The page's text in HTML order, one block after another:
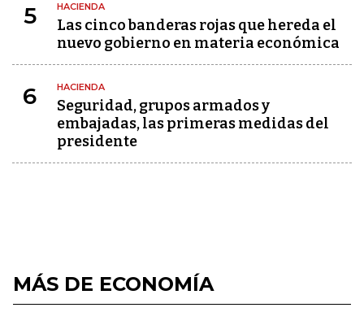
5 HACIENDA
Las cinco banderas rojas que hereda el
nuevo gobierno en materia económica
6 HACIENDA
Seguridad, grupos armados y
embajadas, las primeras medidas del
presidente
MÁS DE ECONOMÍA